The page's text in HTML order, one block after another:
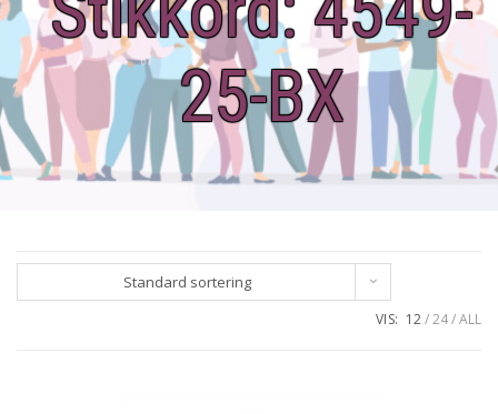
25-BX
Standard sortering
VIS: 12 24 ALL